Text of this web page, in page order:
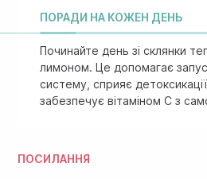
ПОСИЛАННЯ
ПОРАДИ НА КОЖЕН ДЕНЬ
Починайте день зі склянки
лимоном. Це допомагає
систему, сприяє
забезпечує вітаміном C з